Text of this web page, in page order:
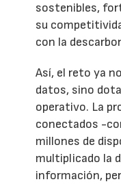
sostenibles,
su
con la
Así, el reto ya
datos, sino
operativo. La
conectados -
millones de
multiplicado la
información,